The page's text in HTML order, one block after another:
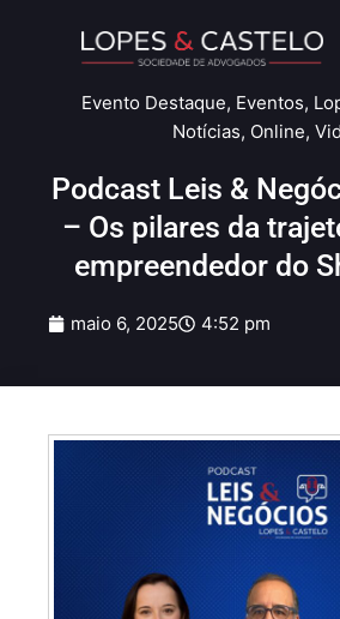
Evento Destaque, Eventos,
Notícias, Online,
Podcast Leis &
– Os pilares da
empreendedor do
maio 6, 2025 4:52 pm